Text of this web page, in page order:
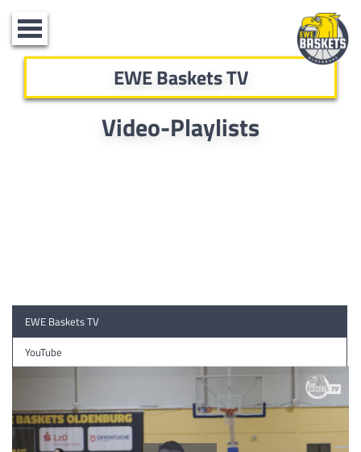
Toggle
navigation
EWE Baskets TV
Video-Playlists
EWE Baskets TV
YouTube